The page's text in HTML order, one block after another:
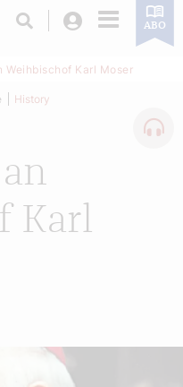
Login ABO
Weihbischof Karl Moser
Karl
History